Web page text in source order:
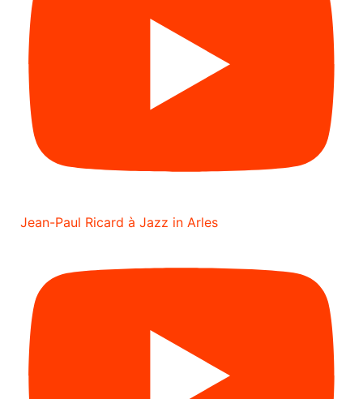
Jean-Paul Ricard à Jazz in Arles